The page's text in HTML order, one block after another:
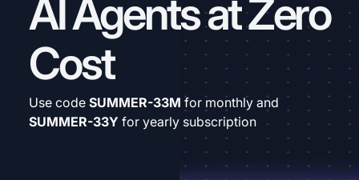
AI Agents at Zero
Cost
Use code SUMMER-33M for monthly and
SUMMER-33Y for yearly subscription